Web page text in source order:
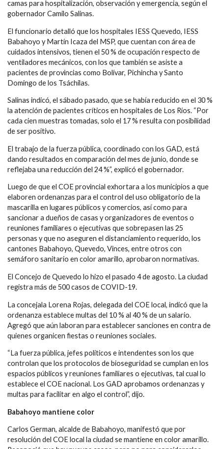
camas para hospitalización, observación y emergencia, según el
gobernador Camilo Salinas.
El funcionario detalló que los hospitales IESS Quevedo, IESS
Babahoyo y Martín Icaza del MSP, que cuentan con área de
cuidados intensivos, tienen el 50 % de ocupación respecto de
ventiladores mecánicos, con los que también se asiste a
pacientes de provincias como Bolívar, Pichincha y Santo
Domingo de los Tsáchilas.
Salinas indicó, el sábado pasado, que se había reducido en el 30 %
la atención de pacientes críticos en hospitales de Los Ríos. “Por
cada cien muestras tomadas, solo el 17 % resulta con posibilidad
de ser positivo.
El trabajo de la fuerza pública, coordinado con los GAD, está
dando resultados en comparación del mes de junio, donde se
reflejaba una reducción del 24 %”, explicó el gobernador.
Luego de que el COE provincial exhortara a los municipios a que
elaboren ordenanzas para el control del uso obligatorio de la
mascarilla en lugares públicos y comercios, así como para
sancionar a dueños de casas y organizadores de eventos o
reuniones familiares o ejecutivas que sobrepasen las 25
personas y que no aseguren el distanciamiento requerido, los
cantones Babahoyo, Quevedo, Vinces, entre otros con
semáforo sanitario en color amarillo, aprobaron normativas.
El Concejo de Quevedo lo hizo el pasado 4 de agosto. La ciudad
registra más de 500 casos de COVID-19.
La concejala Lorena Rojas, delegada del COE local, indicó que la
ordenanza establece multas del 10 % al 40 % de un salario.
Agregó que aún laboran para establecer sanciones en contra de
quienes organicen fiestas o reuniones sociales.
“La fuerza pública, jefes políticos e intendentes son los que
controlan que los protocolos de bioseguridad se cumplan en los
espacios públicos y reuniones familiares o ejecutivas, tal cual lo
establece el COE nacional. Los GAD aprobamos ordenanzas y
multas para facilitar en algo el control”, dijo.
Babahoyo mantiene color
Carlos German, alcalde de Babahoyo, manifestó que por
resolución del COE local la ciudad se mantiene en color amarillo.